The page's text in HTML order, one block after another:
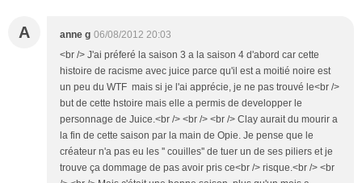
A anne g 06/08/2012 20:03
<br /> J'ai préferé la saison 3 a la saison 4 d'abord car cette
histoire de racisme avec juice parce qu'il est a moitié noire est
un peu du WTF mais si je l'ai apprécie, je ne pas trouvé le<br />
but de cette hstoire mais elle a permis de developper le
personnage de Juice.<br /> <br /> <br /> Clay aurait du mourir a
la fin de cette saison par la main de Opie. Je pense que le
créateur n'a pas eu les '' couilles'' de tuer un de ses piliers et je
trouve ça dommage de pas avoir pris ce<br /> risque.<br /> <br